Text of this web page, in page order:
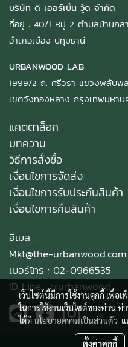
บริษัท ดิ เออร์เบิ้น วู้ด จำกัด
ที่อยู่ : 40/1 หมู่ 2 ตำบลบ้านกล
อำเภอเมือง ปทุมธานี
URBANWOOD LAB
1999/2 ถ. ศรีวรา แขวงพลับพ
เขตวังทองหลาง กรุงเทพมหาน
แคตตาล็อก
บทความ
วิธีการสั่งซื้อ
เงื่อนไขการจัดส่ง
เงื่อนไขการรับประกันสินค้า
เงื่อนไขการคืนสินค้า
อีเมล :
Mkt@the-urbanwood.com
เบอร์โทร : 02-0966535
ID Line :@urbanwood
เว็บไซต์นี้มีการใช้งานคุกกี้ เพื่
ในการใช้งานเว็บไซต์ของท่าน
ได้ที่นโยบายความเป็นส่วนตัว
ตั้งค่าคุกกี้